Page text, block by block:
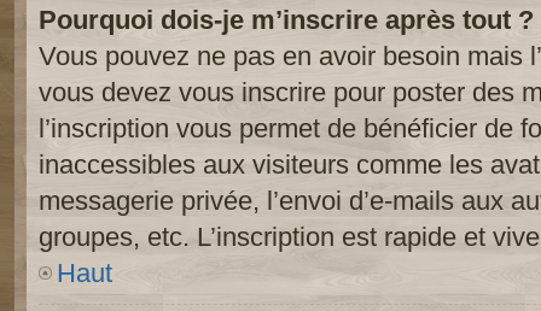
Pourquoi dois-je m’inscrire après tout ?
Vous pouvez ne pas en avoir besoin mais
vous devez vous inscrire pour poster des
l’inscription vous permet de bénéficier de
inaccessibles aux visiteurs comme les
messagerie privée, l’envoi d’e-mails aux
groupes, etc. L’inscription est rapide et
Haut